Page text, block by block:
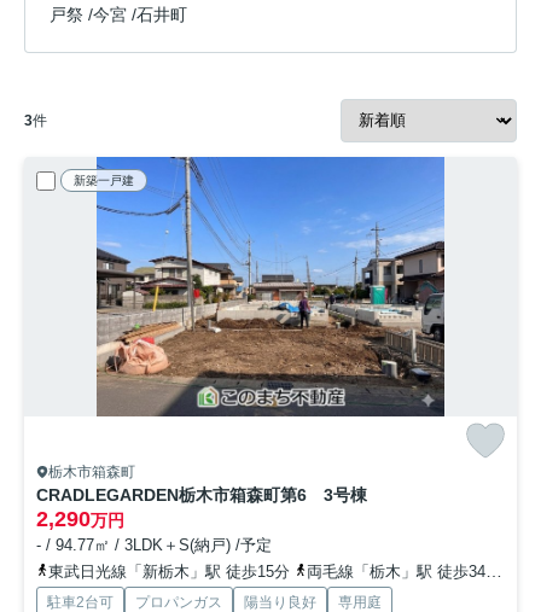
戸祭 /今宮 /石井町
3件
新築一戸建
栃木市箱森町
CRADLEGARDEN栃木市箱森町第6 3号棟
2,290万円
- / 94.77㎡ / 3LDK＋S(納戸) /予定
東武日光線「新栃木」駅 徒歩15分
両毛線「栃木」駅 徒歩34分
駐車2台可 プロパンガス 陽当り良好
専用庭